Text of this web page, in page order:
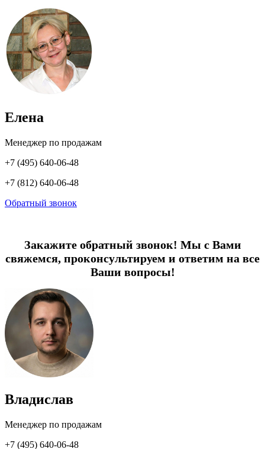
Елена
Менеджер по продажам
+7 (495) 640-06-48
+7 (812) 640-06-48
Обратный звонок
Закажите обратный звонок! Мы с Вами
свяжемся, проконсультируем и ответим на все
Ваши вопросы!
Владислав
Менеджер по продажам
+7 (495) 640-06-48